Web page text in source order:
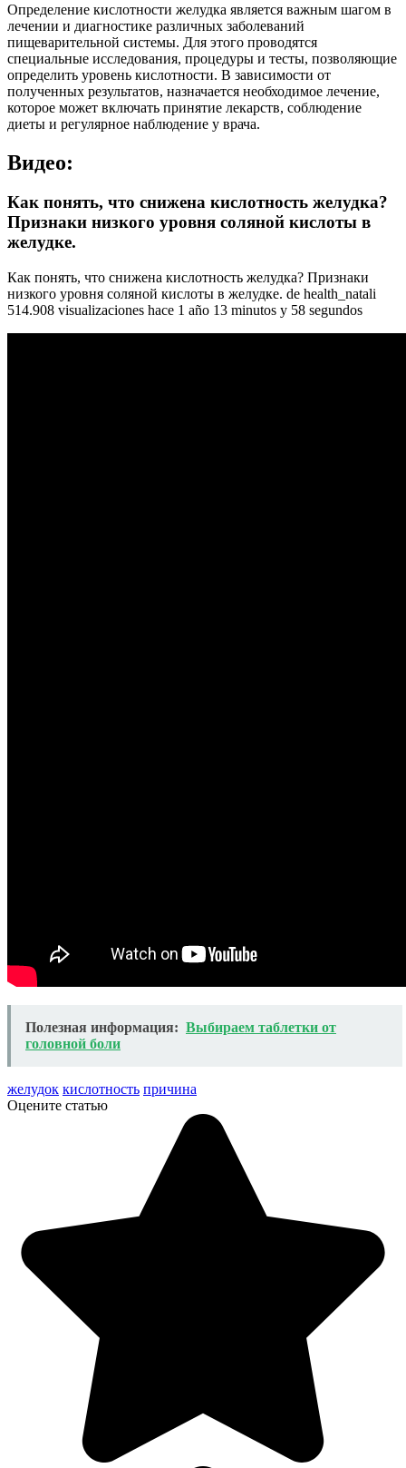
Определение кислотности желудка является важным шагом в
лечении и диагностике различных заболеваний
пищеварительной системы. Для этого проводятся
специальные исследования, процедуры и тесты, позволяющие
определить уровень кислотности. В зависимости от
полученных результатов, назначается необходимое лечение,
которое может включать принятие лекарств, соблюдение
диеты и регулярное наблюдение у врача.
Видео:
Как понять, что снижена кислотность желудка?
Признаки низкого уровня соляной кислоты в
желудке.
Как понять, что снижена кислотность желудка? Признаки
низкого уровня соляной кислоты в желудке. de health_natali
514.908 visualizaciones hace 1 año 13 minutos y 58 segundos
Полезная информация: Выбираем таблетки от
головной боли
желудок кислотность причина
Оцените статью